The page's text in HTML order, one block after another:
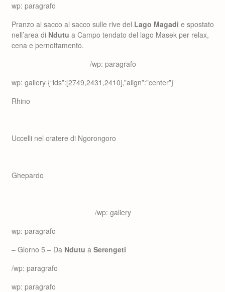
wp: paragrafo
Pranzo al sacco al sacco sulle rive del Lago Magadi e spostato
nell’area di Ndutu a Campo tendato del lago Masek per relax,
cena e pernottamento.
/wp: paragrafo
wp: gallery {“ids”:[2749,2431,2410],”align”:”center”}
Rhino
Uccelli nel cratere di Ngorongoro
Ghepardo
/wp: gallery
wp: paragrafo
– Giorno 5 – Da Ndutu a Serengeti
/wp: paragrafo
wp: paragrafo